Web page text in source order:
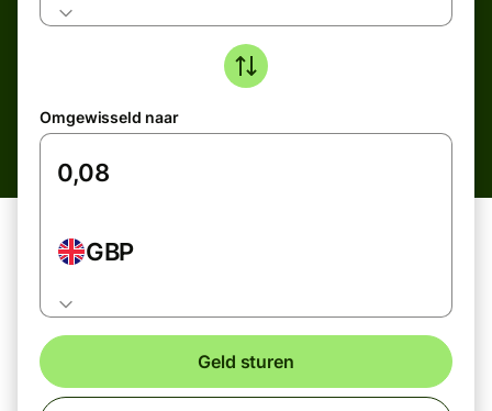
Omgewisseld naar
GBP
Geld sturen